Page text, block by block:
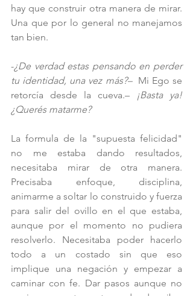
hay que construir otra manera de mirar.
Una que por lo general no manejamos
tan bien.
-¿De verdad estas pensando en perder
tu identidad, una vez más?– Mi Ego se
retorcía desde la cueva.–
¡Basta ya!
¿Querés matarme?
La formula de la "supuesta felicidad"
no me estaba dando resultados,
necesitaba mirar de otra manera.
Precisaba enfoque, disciplina,
animarme a soltar lo construido y fuerza
para salir del ovillo en el que estaba,
aunque por el momento no pudiera
resolverlo. Necesitaba poder hacerlo
todo a un costado sin que eso
implique una negación y empezar a
caminar con fe. Dar pasos aunque no